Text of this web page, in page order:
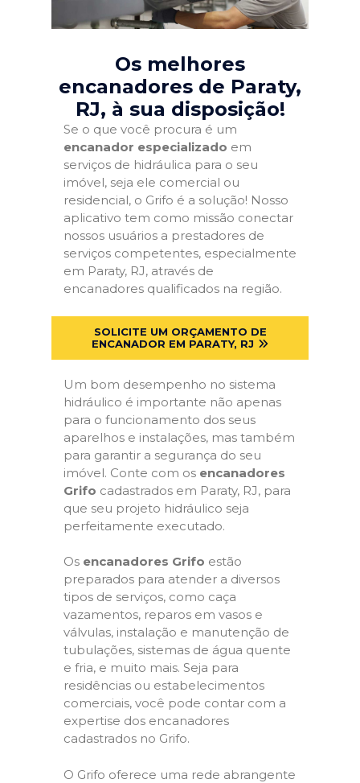
Os melhores
encanadores de Paraty,
RJ, à sua disposição!
Se o que você procura é um
encanador especializado em
serviços de hidráulica para o seu
imóvel, seja ele comercial ou
residencial, o Grifo é a solução! Nosso
aplicativo tem como missão conectar
nossos usuários a prestadores de
serviços competentes, especialmente
em Paraty, RJ, através de
encanadores qualificados na região.
SOLICITE UM ORÇAMENTO DE
ENCANADOR EM PARATY, RJ
Um bom desempenho no sistema
hidráulico é importante não apenas
para o funcionamento dos seus
aparelhos e instalações, mas também
para garantir a segurança do seu
imóvel. Conte com os encanadores
Grifo cadastrados em Paraty, RJ, para
que seu projeto hidráulico seja
perfeitamente executado.
Os encanadores Grifo estão
preparados para atender a diversos
tipos de serviços, como caça
vazamentos, reparos em vasos e
válvulas, instalação e manutenção de
tubulações, sistemas de água quente
e fria, e muito mais. Seja para
residências ou estabelecimentos
comerciais, você pode contar com a
expertise dos encanadores
cadastrados no Grifo.
O Grifo oferece uma rede abrangente